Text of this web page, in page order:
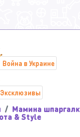
Война в Украине
Эксклюзивы
Мамина
& Style